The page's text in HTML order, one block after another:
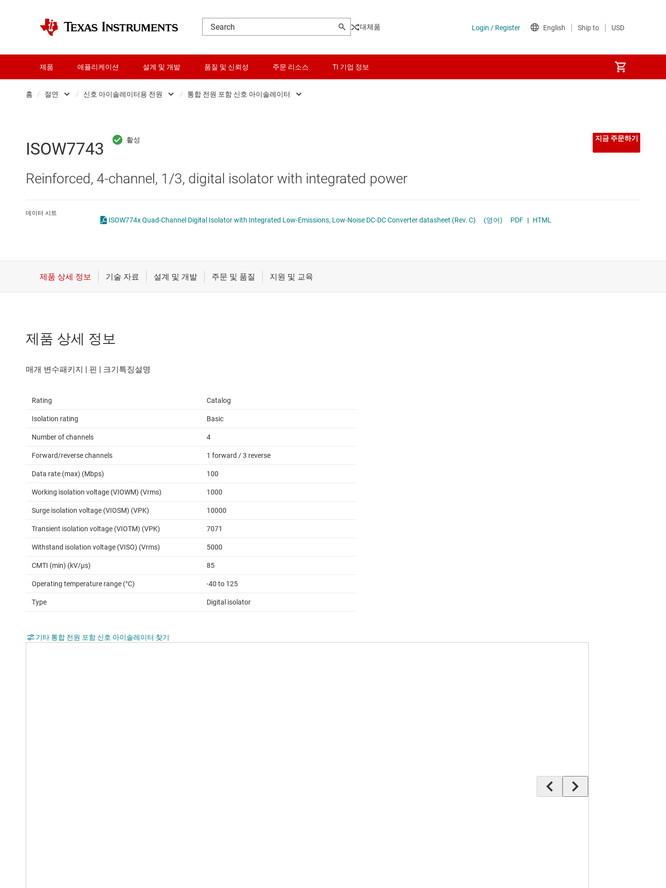
대체품
제품 애플리케이션 설계 및 개발 품질 및 신뢰성 주문 리소스 TI 기업 정보
홈 / 절연
RF 및 마이크로파
데이터 컨버터
마이크로컨트롤러(MCU) 및 프로세서
인터페이스
절연
/ 신호 아이솔레이터용 전원
Other isolation
신호 아이솔레이터용 전원
절연 비교기
/ 통합 전원 포함 신호 아이솔레이터
ISOW7743
Reinforced, 4-channel, 1/3, digital isolator with integrated power
지금 주문하기
데이터 시트
ISOW774x Quad-Channel Digital Isolator with Integrated Low-Emissions, Low-Noise DC-DC Converter datasheet (Rev. C) (영어) PDF | HTML
제품 상세 정보
Rating Catalog
Isolation rating Basic
Number of channels 4
Forward/reverse channels 1 forward / 3 reverse
Data rate (max) (Mbps) 100
Working isolation voltage (VIOWM) (Vrms) 1000
Surge isolation voltage (VIOSM) (VPK) 10000
Transient isolation voltage (VIOTM) (VPK) 7071
Withstand isolation voltage (VISO) (Vrms) 5000
CMTI (min) (kV/µs) 85
Operating temperature range (°C) -40 to 125
Type Digital isolator
기타 통합 전원 포함 신호 아이솔레이터 찾기